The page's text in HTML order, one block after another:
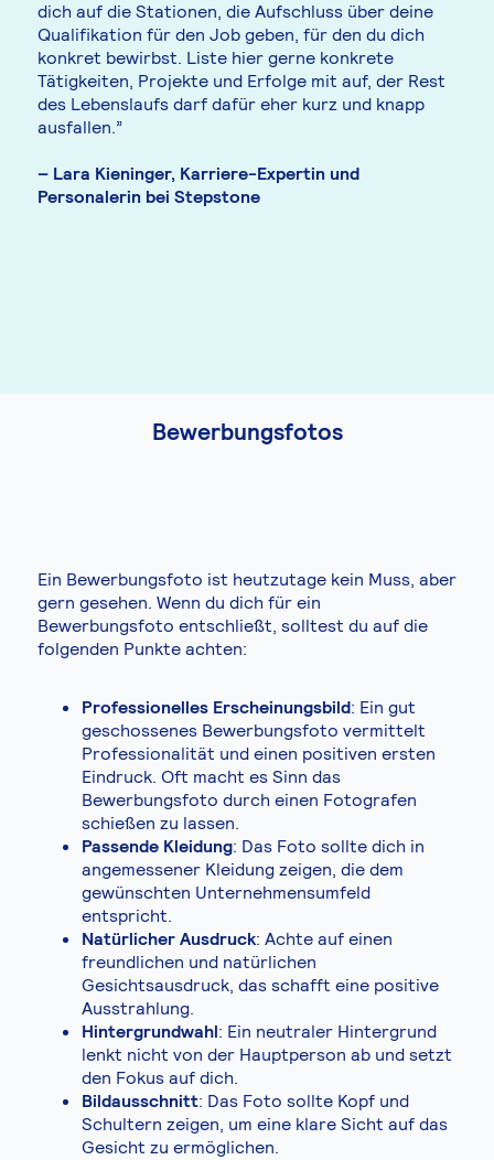
dich auf die Stationen, die Aufschluss über deine
Qualifikation für den Job geben, für den du dich
konkret bewirbst. Liste hier gerne konkrete
Tätigkeiten, Projekte und Erfolge mit auf, der Rest
des Lebenslaufs darf dafür eher kurz und knapp
ausfallen.”
– Lara Kieninger, Karriere-Expertin und
Personalerin bei Stepstone
Bewerbungsfotos
Ein Bewerbungsfoto ist heutzutage kein Muss, aber
gern gesehen. Wenn du dich für ein
Bewerbungsfoto entschließt, solltest du auf die
folgenden Punkte achten:
Professionelles Erscheinungsbild: Ein gut
geschossenes Bewerbungsfoto vermittelt
Professionalität und einen positiven ersten
Eindruck. Oft macht es Sinn das
Bewerbungsfoto durch einen Fotografen
schießen zu lassen.
Passende Kleidung: Das Foto sollte dich in
angemessener Kleidung zeigen, die dem
gewünschten Unternehmensumfeld
entspricht.
Natürlicher Ausdruck: Achte auf einen
freundlichen und natürlichen
Gesichtsausdruck, das schafft eine positive
Ausstrahlung.
Hintergrundwahl: Ein neutraler Hintergrund
lenkt nicht von der Hauptperson ab und setzt
den Fokus auf dich.
Bildausschnitt: Das Foto sollte Kopf und
Schultern zeigen, um eine klare Sicht auf das
Gesicht zu ermöglichen.